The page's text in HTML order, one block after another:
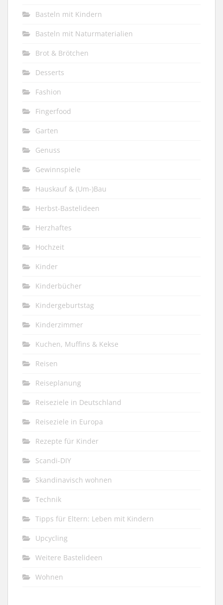
Basteln mit Kindern
Basteln mit Naturmaterialien
Brot & Brötchen
Desserts
Fashion
Fingerfood
Garten
Genuss
Gewinnspiele
Hauskauf & (Um-)Bau
Herbst-Bastelideen
Herzhaftes
Hochzeit
Kinder
Kinderbücher
Kindergeburtstag
Kinderzimmer
Kuchen, Muffins & Kekse
Reisen
Reiseplanung
Reiseziele in Deutschland
Reiseziele in Europa
Rezepte für Kinder
Scandi-DIY
Skandinavisch wohnen
Technik
Tipps für Eltern: Leben mit Kindern
Upcycling
Weitere Bastelideen
Wohnen